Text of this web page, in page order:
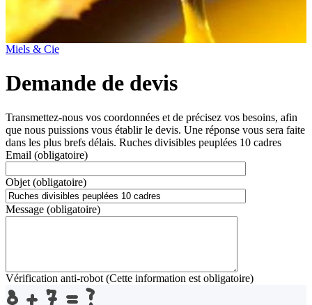
Miels & Cie
Demande de devis
Transmettez-nous vos coordonnées et de précisez vos besoins, afin
que nous puissions vous établir le devis. Une réponse vous sera faite
dans les plus brefs délais. Ruches divisibles peuplées 10 cadres
Email (obligatoire)
Objet (obligatoire)
Message (obligatoire)
Vérification anti-robot (Cette information est obligatoire)